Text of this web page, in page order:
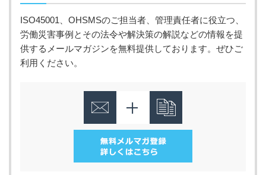
ISO45001、OHSMSのご担当者、管理責任者に役立つ、
労働災害事例とその法令や解決策の解説などの情報を提
供するメールマガジンを無料提供しております。ぜひご
利用ください。